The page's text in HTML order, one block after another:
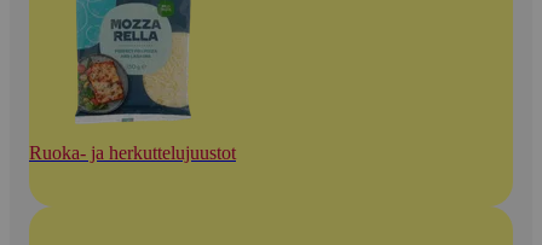
Ruoka- ja herkuttelujuustot